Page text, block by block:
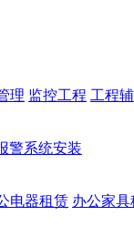
理 监控工程 工程
警系统安装
电器租赁 办公家具